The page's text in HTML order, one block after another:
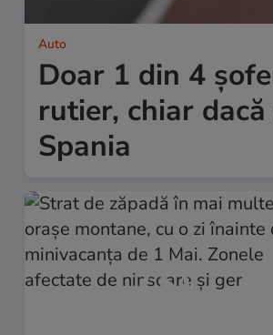
Auto
Doar 1 din 4
rutier, chiar
Spania